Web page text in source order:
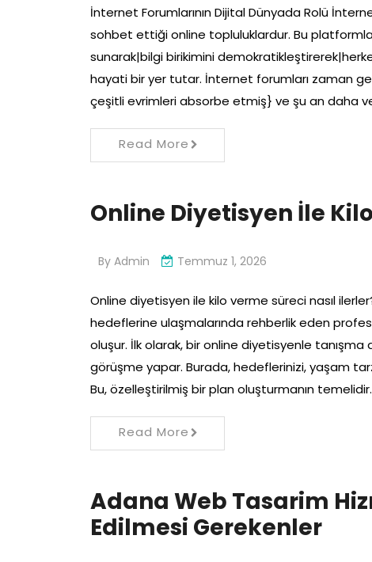
İnternet Forumlarının Dijital Dünyada Rolü
sohbet ettiği online topluluklardur. Bu
sunarak|bilgi birikimini
hayati bir yer tutar. İnternet forumları zaman
çeşitli evrimleri absorbe etmiş} ve şu an daha
Read More
Online Diyetisyen İle
By Admin Temmuz 1, 2026
Online diyetisyen ile kilo verme süreci nasıl
hedeflerine ulaşmalarında rehberlik eden
oluşur. İlk olarak, bir online diyetisyenle
görüşme yapar. Burada, hedeflerinizi, yaşam
Bu, özelleştirilmiş bir plan oluşturmanın
Read More
Adana Web Tasarim
Edilmesi Gerekenler